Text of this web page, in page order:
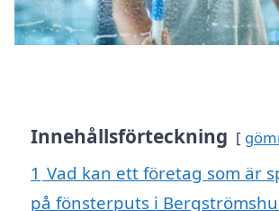
Innehållsförteckning
1 Vad kan ett företag som är
på fönsterputs i